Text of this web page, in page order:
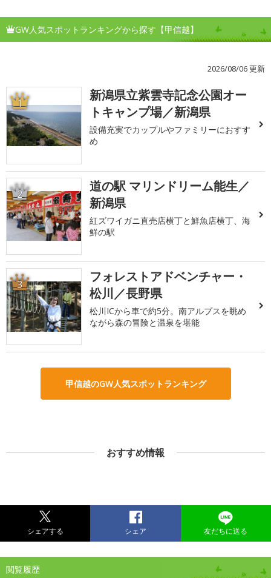
GW人気スポットランキングから探す【甲信越】
2026/08/06 更新
1
新潟県立紫雲寺記念公園オー
トキャンプ場／新潟県
設備充実でカップルやファミリーにおすす
め
2
道の駅 マリンドリーム能生／
新潟県
紅ズワイガニ直売店横丁と鮮魚店横丁、海
鮮の駅
3
フォレストアドベンチャー・
松川／長野県
松川ICから車で約5分。南アルプスを眺め
ながら森の冒険と温泉を堪能
甲信越のGW人気スポットランキング
おすすめ情報
シェアする シェア 友だちに送る
閲覧履歴